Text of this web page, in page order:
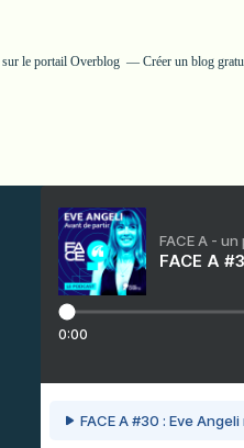
sur le portail Overblog Créer un blog
FACE A -
FACE A
0:00
FACE A #30 : Eve